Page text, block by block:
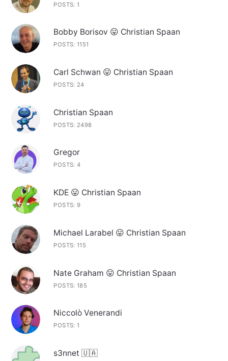
POSTS: 1
Bobby Borisov 😛 Christian Spaan
POSTS: 1151
Carl Schwan 😛 Christian Spaan
POSTS: 24
Christian Spaan
POSTS: 2498
Gregor
POSTS: 4
KDE 😛 Christian Spaan
POSTS: 9
Michael Larabel 😛 Christian Spaan
POSTS: 115
Nate Graham 😛 Christian Spaan
POSTS: 185
Niccolò Venerandi
POSTS: 1
s3nnet 🇺🇦